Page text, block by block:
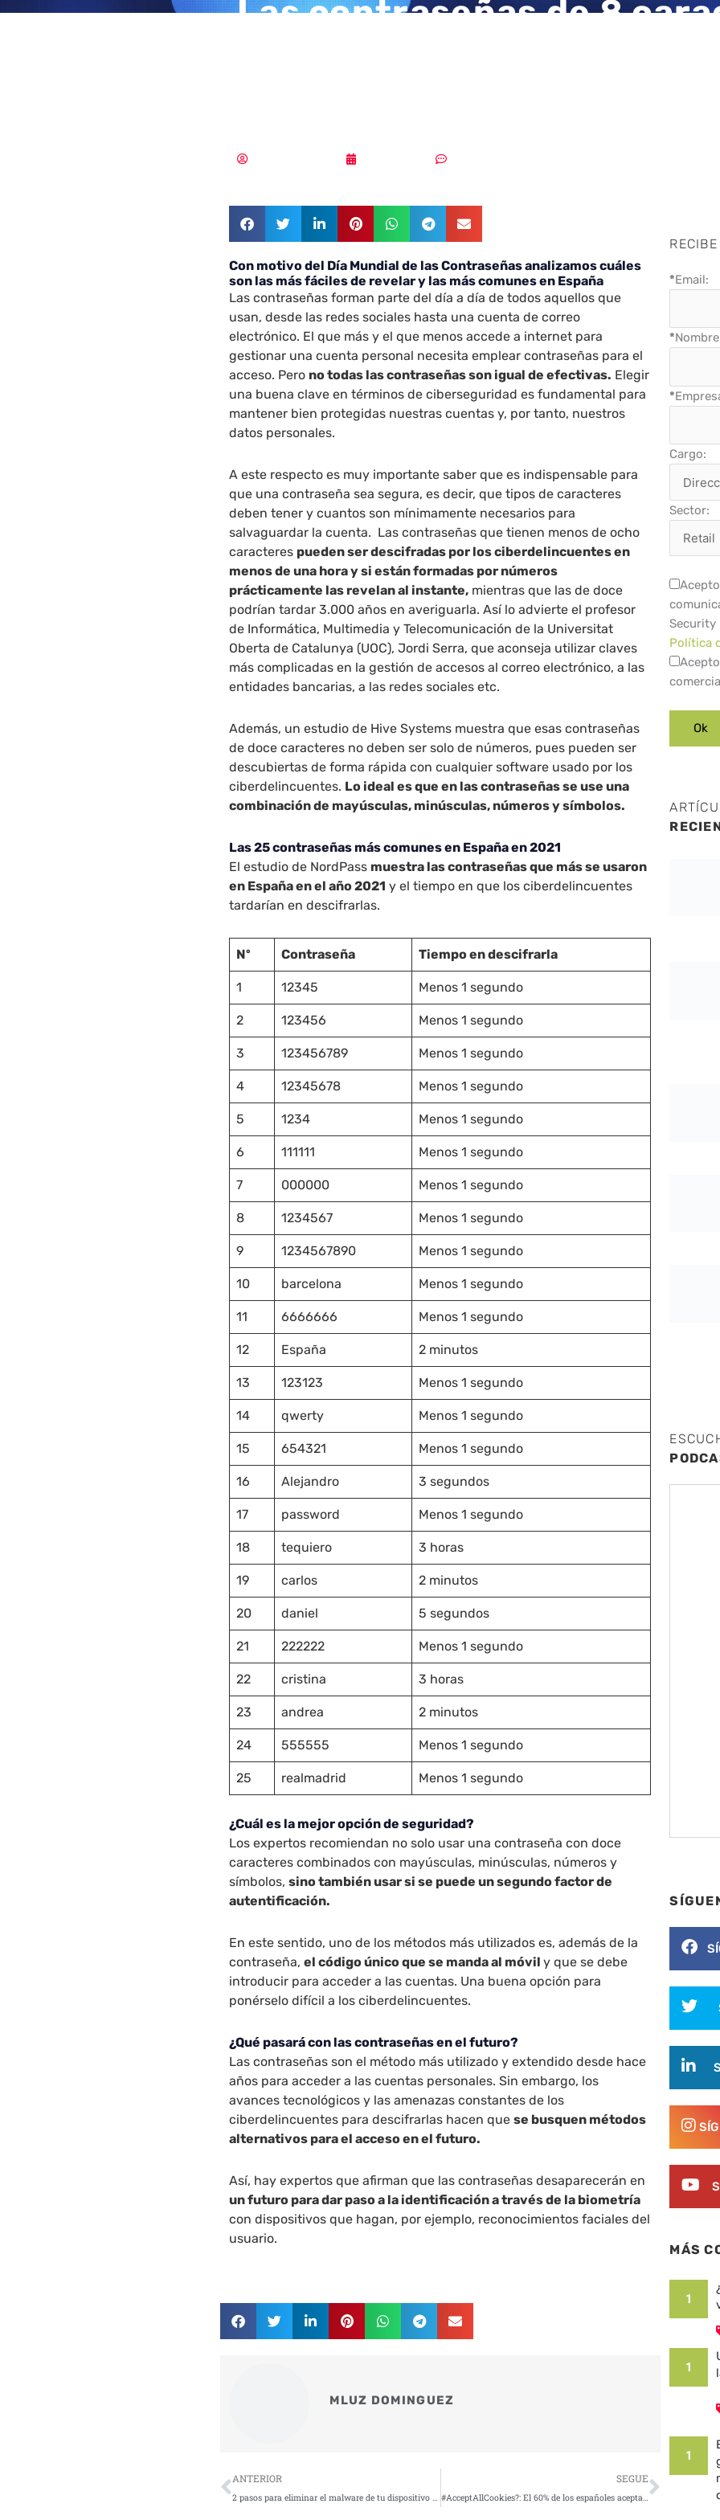
Las contraseñas de 8
Con motivo del Día Mundial de las Contraseñas analizamos cuáles
son las más fáciles de revelar y las más comunes en España
Las contraseñas forman parte del día a día de todos aquellos que
usan, desde las redes sociales hasta una cuenta de correo
electrónico. El que más y el que menos accede a internet para
gestionar una cuenta personal necesita emplear contraseñas para el
acceso. Pero no todas las contraseñas son igual de efectivas. Elegir
una buena clave en términos de ciberseguridad es fundamental para
mantener bien protegidas nuestras cuentas y, por tanto, nuestros
datos personales.
A este respecto es muy importante saber que es indispensable para
que una contraseña sea segura, es decir, que tipos de caracteres
deben tener y cuantos son mínimamente necesarios para
salvaguardar la cuenta. Las contraseñas que tienen menos de ocho
caracteres pueden ser descifradas por los ciberdelincuentes en
menos de una hora y si están formadas por números
prácticamente las revelan al instante, mientras que las de doce
podrían tardar 3.000 años en averiguarla. Así lo advierte el profesor
de Informática, Multimedia y Telecomunicación de la Universitat
Oberta de Catalunya (UOC), Jordi Serra, que aconseja utilizar claves
más complicadas en la gestión de accesos al correo electrónico, a las
entidades bancarias, a las redes sociales etc.
Además, un estudio de Hive Systems muestra que esas contraseñas
de doce caracteres no deben ser solo de números, pues pueden ser
descubiertas de forma rápida con cualquier software usado por los
ciberdelincuentes. Lo ideal es que en las contraseñas se use una
combinación de mayúsculas, minúsculas, números y símbolos.
Las 25 contraseñas más comunes en España en 2021
El estudio de NordPass muestra las contraseñas que más se usaron
en España en el año 2021 y el tiempo en que los ciberdelincuentes
tardarían en descifrarlas.
Nº Contraseña Tiempo en descifrarla
1 12345 Menos 1 segundo
2 123456 Menos 1 segundo
3 123456789 Menos 1 segundo
4 12345678 Menos 1 segundo
5 1234 Menos 1 segundo
6 111111 Menos 1 segundo
7 000000 Menos 1 segundo
8 1234567 Menos 1 segundo
9 1234567890 Menos 1 segundo
10 barcelona Menos 1 segundo
11 6666666 Menos 1 segundo
12 España 2 minutos
13 123123 Menos 1 segundo
14 qwerty Menos 1 segundo
15 654321 Menos 1 segundo
16 Alejandro 3 segundos
17 password Menos 1 segundo
18 tequiero 3 horas
19 carlos 2 minutos
20 daniel 5 segundos
21 222222 Menos 1 segundo
22 cristina 3 horas
23 andrea 2 minutos
24 555555 Menos 1 segundo
25 realmadrid Menos 1 segundo
¿Cuál es la mejor opción de seguridad?
Los expertos recomiendan no solo usar una contraseña con doce
caracteres combinados con mayúsculas, minúsculas, números y
símbolos,sino también usar si se puede un segundo factor de
autentificación.
En este sentido, uno de los métodos más utilizados es, además de la
contraseña,el código único que se manda al móvily que se debe
introducir para acceder a las cuentas. Una buena opción para
ponérselo difícil a los ciberdelincuentes.
¿Qué pasará con las contraseñas en el futuro?
Las contraseñas son el método más utilizado y extendido desde hace
años para acceder a las cuentas personales. Sin embargo, los
avances tecnológicos y las amenazas constantes de los
ciberdelincuentes para descifrarlas hacen quese busquen métodos
alternativos para el acceso en el futuro.
Así, hay expertos que afirman que las contraseñas desaparecerán en
un futuro para dar paso a la identificación a través de la biometría
con dispositivos que hagan, por ejemplo, reconocimientos faciales del
usuario.
MLUZ DOMINGUEZ
Ant
ANTERIOR
2 pasos para eliminar el malware de tu dispositivo móvil
SEGUE
#AcceptAllCookies?: El 60% de los españoles aceptan las cookies digitales a pesar de desconocer cómo funcionan realmente
*Email:
*
*
Cargo:
Sector:
Security
Política
MÁS
1
1
1